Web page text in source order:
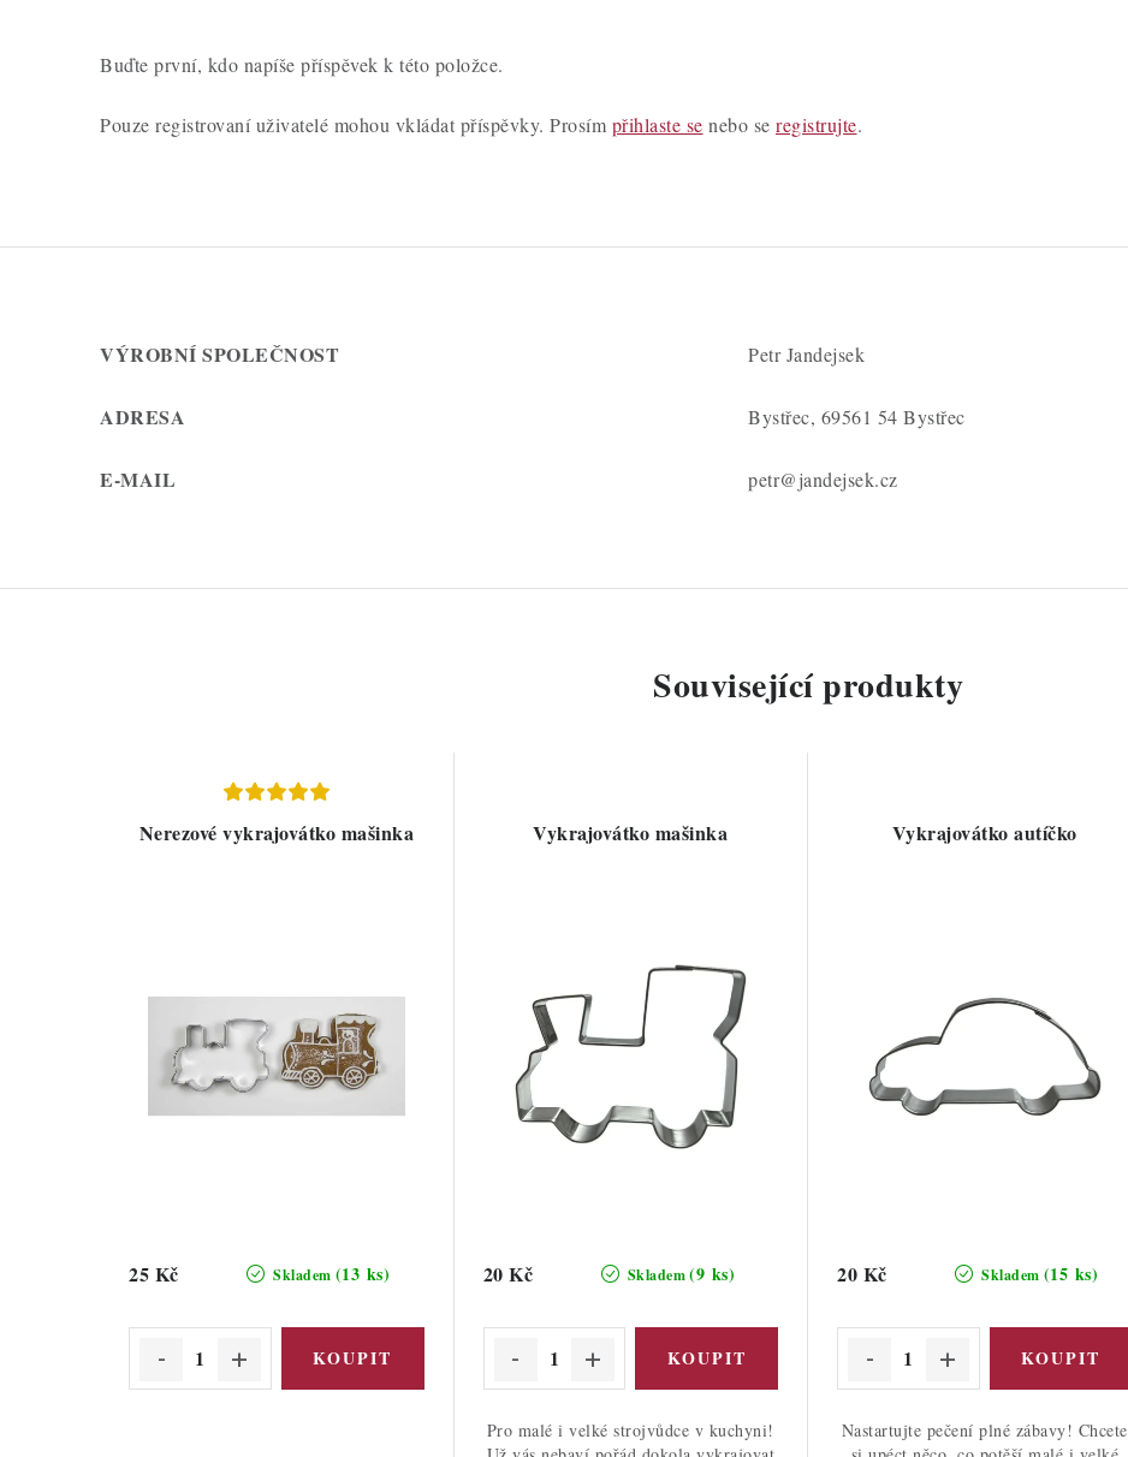
Buďte první, kdo napíše příspěvek k této položce.
Pouze registrovaní uživatelé mohou vkládat příspěvky. Prosím přihlaste se nebo se registrujte.
VÝROBNÍ SPOLEČNOST Petr Jandejsek
ADRESA Bystřec, 69561 54 Bystřec
E-MAIL petr@jandejsek.cz
Související produkty
Nerezové vykrajovátko mašinka
Skladem (13 ks)
25 Kč
Vykrajovátko mašinka
Skladem(9 ks)
20 Kč
Pro malé i velké strojvůdce v kuchyni!
Vykrajovátko autíčko
Skladem (15 ks)
20 Kč
Nastartujte pečení plné zábavy! Chcete